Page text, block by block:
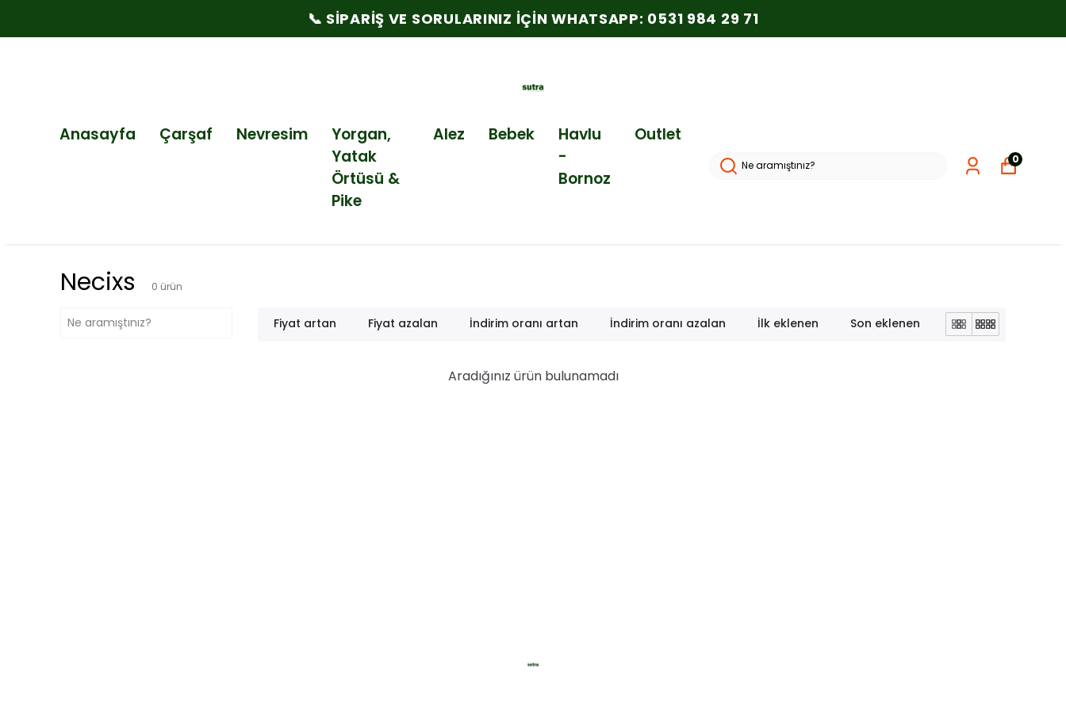
📞 SIPARIŞ VE SORULARINIZ İÇIN WHATSAPP: 0531 984 29 71
Anasayfa Çarşaf Nevresim
Yorgan,
Yatak
Örtüsü &
Pike
Alez Bebek
Havlu
-
Bornoz
Outlet
0
Necixs 0 ürün
Fiyat artan Fiyat azalan İndirim oranı artan İndirim oranı azalan İlk eklenen Son eklenen
Aradığınız ürün bulunamadı